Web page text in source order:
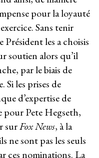
pour la loyauté
Sans tenir
les a choisis
soutien alors qu’il
par le biais de
Si les prises de
d’expertise de
pour Pete Hegseth,
surFox News, à la
ne sont pas les seuls
ces nominations. La